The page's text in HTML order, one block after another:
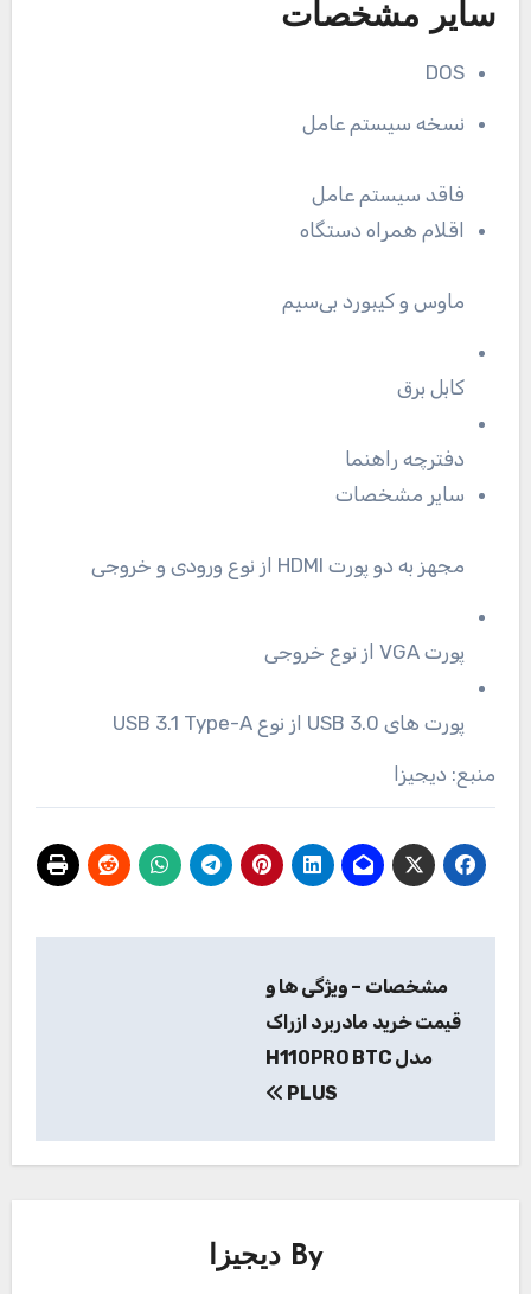
سایر مشخصات
DOS
نسخه سیستم عامل
فاقد سیستم عامل
اقلام همراه دستگاه
ماوس و کیبورد بی‌سیم
کابل برق
دفترچه راهنما
سایر مشخصات
مجهز به دو پورت HDMI از نوع ورودی و خروجی
پورت VGA از نوع خروجی
پورت های USB 3.0 از نوع USB 3.1 Type-A
منبع: دیجیزا
نوشته
مشخصات – ویژگی ها و
قیمت خرید مادربرد ازراک
مدل H110PRO BTC
PLUS
By دیجیزا